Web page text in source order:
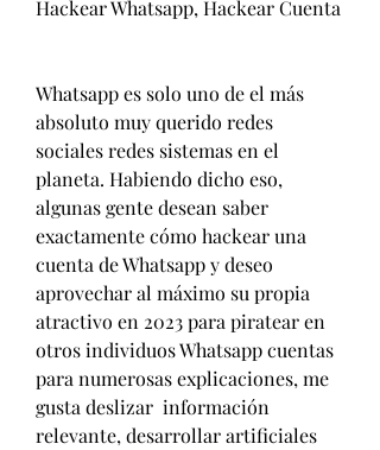
Whatsapp es solo uno de el más
absoluto muy querido redes
sociales redes sistemas en el
planeta. Habiendo dicho eso,
algunas gente desean saber
exactamente cómo hackear una
cuenta de Whatsapp y deseo
aprovechar al máximo su propia
atractivo en 2023 para piratear en
otros individuos Whatsapp cuentas
para numerosas explicaciones, me
gusta deslizar  información
relevante, desarrollar artificiales